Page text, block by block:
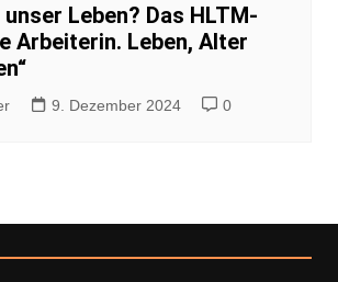
Leben? Das HLTM-
Arbeiterin. Leben, Alter
9. Dezember 2024 0